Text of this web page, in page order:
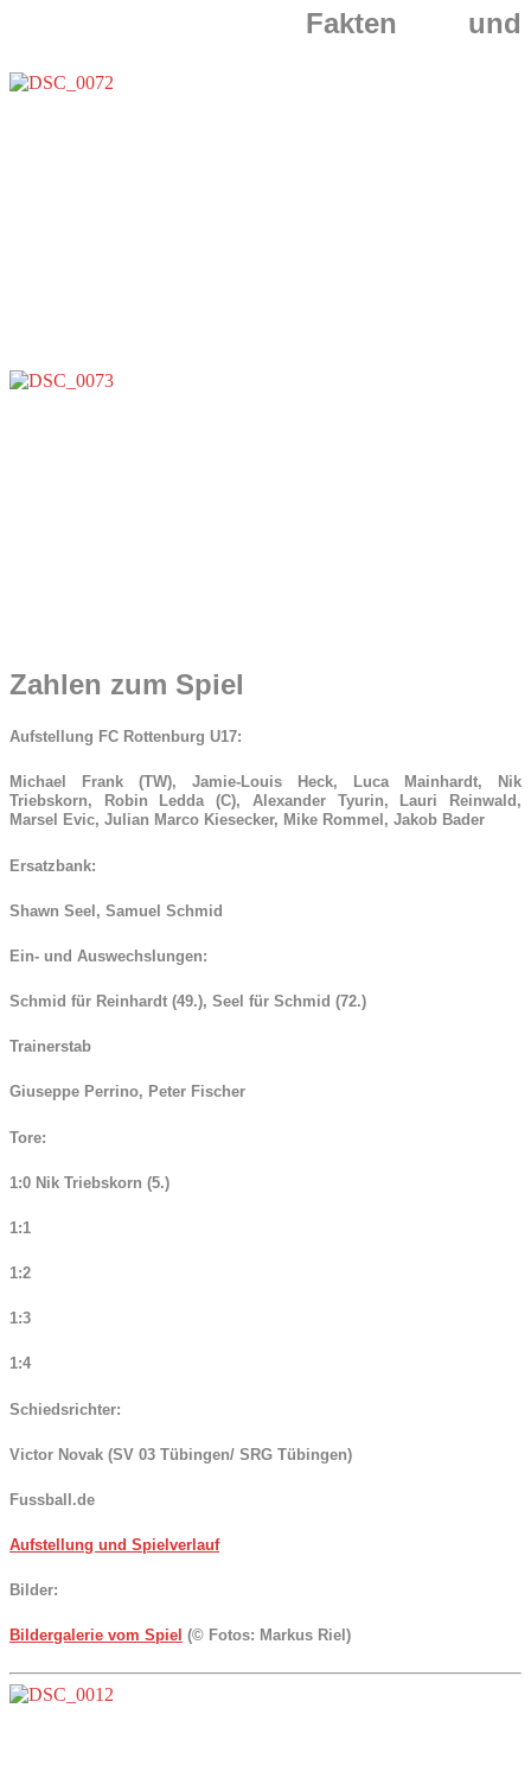
Fakten und
Zahlen zum Spiel
Aufstellung FC Rottenburg U17:
Michael Frank (TW), Jamie-Louis Heck, Luca Mainhardt, Nik
Triebskorn, Robin Ledda (C), Alexander Tyurin, Lauri Reinwald,
Marsel Evic, Julian Marco Kiesecker, Mike Rommel, Jakob Bader
Ersatzbank:
Shawn Seel, Samuel Schmid
Ein- und Auswechslungen:
Schmid für Reinhardt (49.), Seel für Schmid (72.)
Trainerstab
Giuseppe Perrino, Peter Fischer
Tore:
1:0 Nik Triebskorn (5.)
1:1
1:2
1:3
1:4
Schiedsrichter:
Victor Novak (SV 03 Tübingen/ SRG Tübingen)
Fussball.de
Aufstellung und Spielverlauf
Bilder:
Bildergalerie vom Spiel (© Fotos: Markus Riel)